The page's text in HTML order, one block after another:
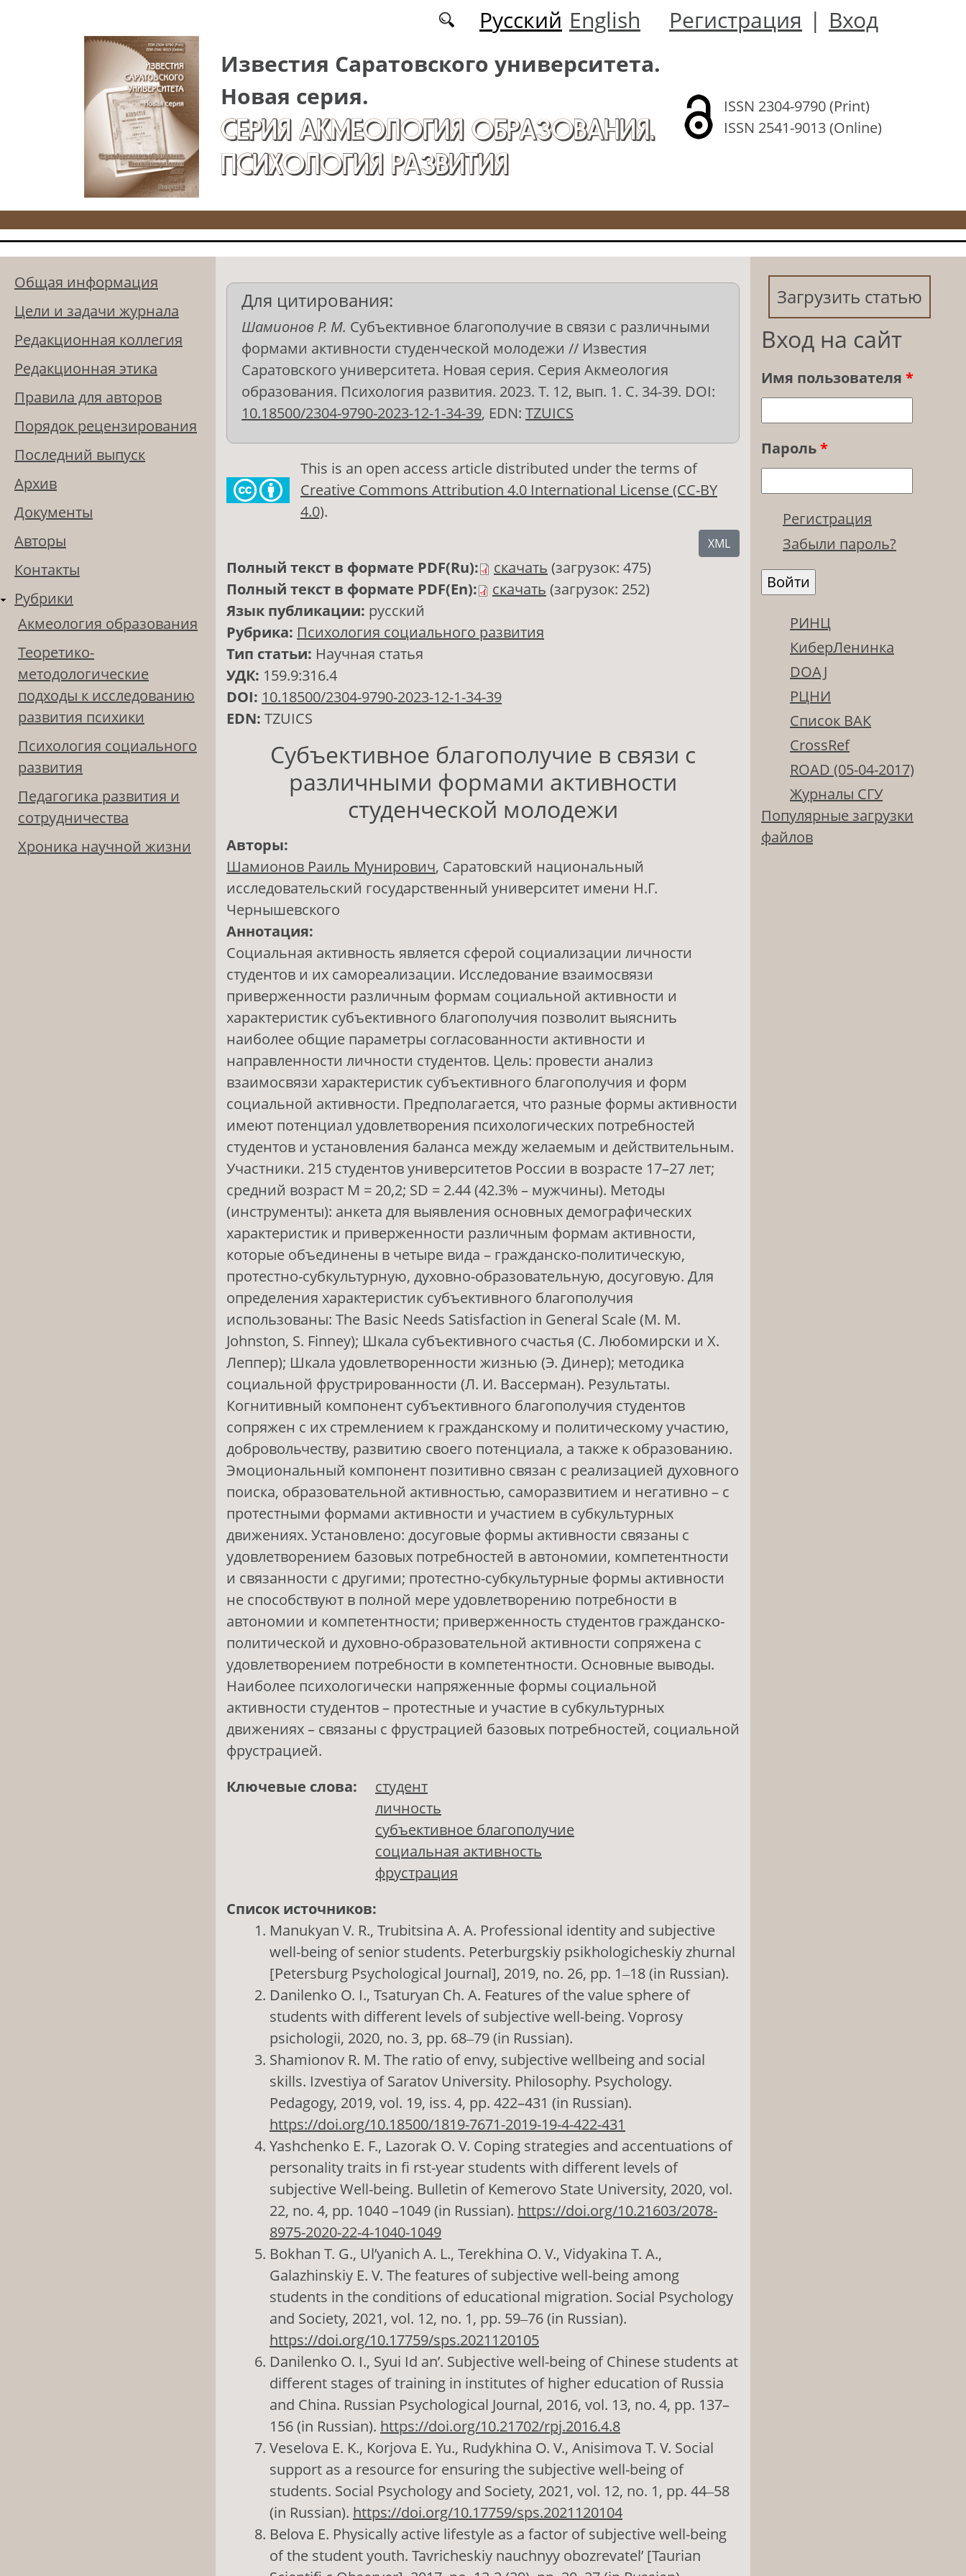
Русский English Регистрация | Вход
Известия Саратовского университета.
Новая серия.
СЕРИЯ АКМЕОЛОГИЯ ОБРАЗОВАНИЯ.
ПСИХОЛОГИЯ РАЗВИТИЯ
ISSN 2304-9790 (Print)
ISSN 2541-9013 (Online)
Общая информация
Цели и задачи журнала
Редакционная коллегия
Редакционная этика
Правила для авторов
Порядок рецензирования
Последний выпуск
Архив
Документы
Авторы
Контакты
Рубрики
Акмеология образования
Теоретико-
методологические
подходы к исследованию
развития психики
Психология социального
развития
Педагогика развития и
сотрудничества
Хроника научной жизни
Для цитирования:
Шамионов Р. М. Субъективное благополучие в связи с различными
формами активности студенческой молодежи // Известия
Саратовского университета. Новая серия. Серия Акмеология
образования. Психология развития. 2023. Т. 12, вып. 1. С. 34-39. DOI:
10.18500/2304-9790-2023-12-1-34-39, EDN: TZUICS
This is an open access article distributed under the terms of
Creative Commons Attribution 4.0 International License (CC-BY
4.0).
XML
Полный текст в формате PDF(Ru): скачать (загрузок: 475)
Полный текст в формате PDF(En):
скачать (загрузок: 252)
Язык публикации: русский
Рубрика: Психология социального развития
Тип статьи: Научная статья
УДК: 159.9:316.4
DOI: 10.18500/2304-9790-2023-12-1-34-39
EDN: TZUICS
Субъективное благополучие в связи с
различными формами активности
студенческой молодежи
Авторы:
Шамионов Раиль Мунирович, Саратовский национальный
исследовательский государственный университет имени Н.Г.
Чернышевского
Аннотация:
Социальная активность является сферой социализации личности
студентов и их самореализации. Исследование взаимосвязи
приверженности различным формам социальной активности и
характеристик субъективного благополучия позволит выяснить
наиболее общие параметры согласованности активности и
направленности личности студентов. Цель: провести анализ
взаимосвязи характеристик субъективного благополучия и форм
социальной активности. Предполагается, что разные формы активности
имеют потенциал удовлетворения психологических потребностей
студентов и установления баланса между желаемым и действительным.
Участники. 215 студентов университетов России в возрасте 17–27 лет;
средний возраст М = 20,2; SD = 2.44 (42.3% – мужчины). Методы
(инструменты): анкета для выявления основных демографических
характеристик и приверженности различным формам активности,
которые объединены в четыре вида – гражданско-политическую,
протестно-субкультурную, духовно-образовательную, досуговую. Для
определения характеристик субъективного благополучия
использованы: The Basic Needs Satisfaction in General Scale (M. M.
Johnston, S. Finney); Шкала субъективного счастья (С. Любомирски и Х.
Леппер); Шкала удовлетворенности жизнью (Э. Динер); методика
социальной фрустрированности (Л. И. Вассерман). Результаты.
Когнитивный компонент субъективного благополучия студентов
сопряжен с их стремлением к гражданскому и политическому участию,
добровольчеству, развитию своего потенциала, а также к образованию.
Эмоциональный компонент позитивно связан с реализацией духовного
поиска, образовательной активностью, саморазвитием и негативно – с
протестными формами активности и участием в субкультурных
движениях. Установлено: досуговые формы активности связаны с
удовлетворением базовых потребностей в автономии, компетентности
и связанности с другими; протестно-субкультурные формы активности
не способствуют в полной мере удовлетворению потребности в
автономии и компетентности; приверженность студентов гражданско-
политической и духовно-образовательной активности сопряжена с
удовлетворением потребности в компетентности. Основные выводы.
Наиболее психологически напряженные формы социальной
активности студентов – протестные и участие в субкультурных
движениях – связаны с фрустрацией базовых потребностей, социальной
фрустрацией.
Ключевые слова:
студент
личность
субъективное благополучие
социальная активность
фрустрация
Список источников:
Manukyan V. R., Trubitsina A. A. Professional identity and subjective
well-being of senior students. Peterburgskiy psikhologicheskiy zhurnal
[Petersburg Psychological Journal], 2019, no. 26, pр. 1‒18 (in Russian).
Danilenko O. I., Tsaturyan Ch. A. Features of the value sphere of
students with different levels of subjective well-being. Voprosy
psichologii, 2020, no. 3, pp. 68‒79 (in Russian).
Shamionov R. M. The ratio of envy, subjective wellbeing and social
skills. Izvestiya of Saratov University. Philosophy. Psychology.
Pedagogy, 2019, vol. 19, iss. 4, pp. 422–431 (in Russian).
https://doi.org/10.18500/1819-7671-2019-19-4-422-431
Yashchenko E. F., Lazorak O. V. Coping strategies and accentuations of
personality traits in fi rst-year students with different levels of
subjective Well-being. Bulletin of Kemerovo State University, 2020, vol.
22, no. 4, pp. 1040 –1049 (in Russian). https://doi.org/10.21603/2078-
8975-2020-22-4-1040-1049
Bokhan T. G., Ul’yanich A. L., Terekhina O. V., Vidyakina T. A.,
Galazhinskiy E. V. The features of subjective well-being among
students in the conditions of educational migration. Social Psychology
and Society, 2021, vol. 12, no. 1, pp. 59‒76 (in Russian).
https://doi.org/10.17759/sps.2021120105
Danilenko O. I., Syui Id an’. Subjective well-being of Chinese students at
different stages of training in institutes of higher education of Russia
and China. Russian Psychological Journal, 2016, vol. 13, no. 4, pp. 137–
156 (in Russian). https://doi.org/10.21702/rpj.2016.4.8
Veselova E. K., Korjova E. Yu., Rudykhina O. V., Anisimova T. V. Social
support as a resource for ensuring the subjective well-being of
students. Social Psychology and Society, 2021, vol. 12, no. 1, pp. 44‒58
(in Russian). https://doi.org/10.17759/sps.2021120104
Belova E. Physically active lifestyle as a factor of subjective well-being
of the student youth. Tavricheskiy nauchnyy obozrevatel’ [Taurian
Загрузить статью
Вход на сайт
Имя пользователя *
Пароль*
Регистрация
Забыли пароль?
РИНЦ
КиберЛенинка
DOAJ
РЦНИ
Список ВАК
CrossRef
ROAD (05-04-2017)
Журналы СГУ
Популярные загрузки
файлов